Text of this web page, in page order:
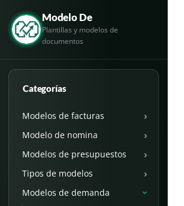
Modelo De
Plantillas y modelos de
documentos
Categorías
Modelos de facturas ›
Modelo de nomina ›
Modelos de presupuestos ›
Tipos de modelos ›
Modelos de demanda ›